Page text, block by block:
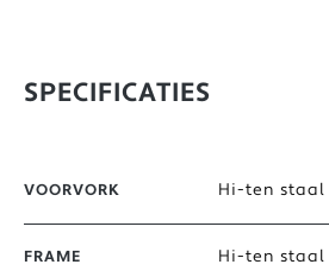
SPECIFICATIES
VOORVORK Hi-ten staal
FRAME Hi-ten staal